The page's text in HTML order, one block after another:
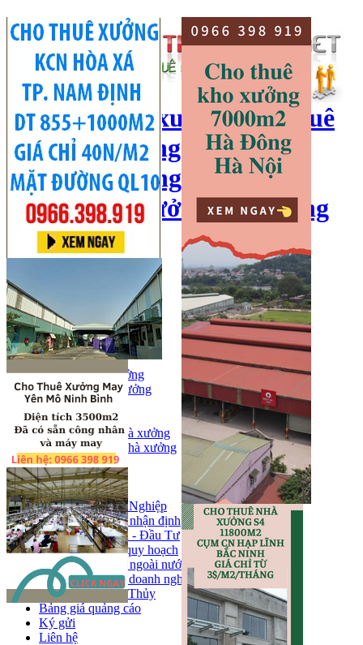
cho thuê kho xưởng, cho thuê
kho, kho xưởng hà nội, cho
thuê nhà xưởng, cho thuê
xưởng, kho xưởng hải dương
Hotline:0966 398 919
Đăng ký
Đăng tin bán/cho thuê
Trang chủ
Bán kho, nhà xưởng
Bán kho xưởng
Kho
Mặt bằng
Cho thuê kho, nhà xưởng
Cho thuê nhà xưởng
Kho
Mặt bằng
Tin tức
Khu Công Nghiệp
Phân tích - nhận định
Chính sách - Đầu Tư
Thông tin quy hoạch
Thị trường ngoài nước
Hoạt động doanh nghiẹp
Tin Phong Thủy
Bảng giá quảng cáo
Ký gửi
Liên hệ